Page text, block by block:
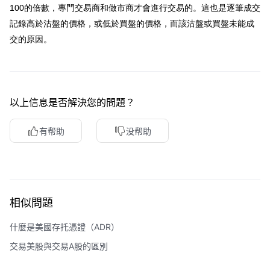
100的倍數，專門交易商和做市商才會進行交易的。這也是逐筆成交
記錄高於沽盤的價格，或低於買盤的價格，而該沽盤或買盤未能成
交的原因。
以上信息是否解決您的問題？
有帮助 没帮助
相似問題
什麼是美國存托憑證（ADR）
交易美股與交易A股的區別